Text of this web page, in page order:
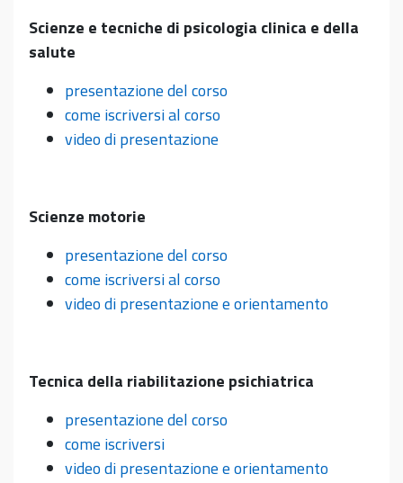
Scienze e tecniche di psicologia clinica e della
salute
presentazione del corso
come iscriversi al corso
video di presentazione
Scienze motorie
presentazione del corso
come iscriversi al corso
video di presentazione e orientamento
Tecnica della riabilitazione psichiatrica
presentazione del corso
come iscriversi
video di presentazione e orientamento